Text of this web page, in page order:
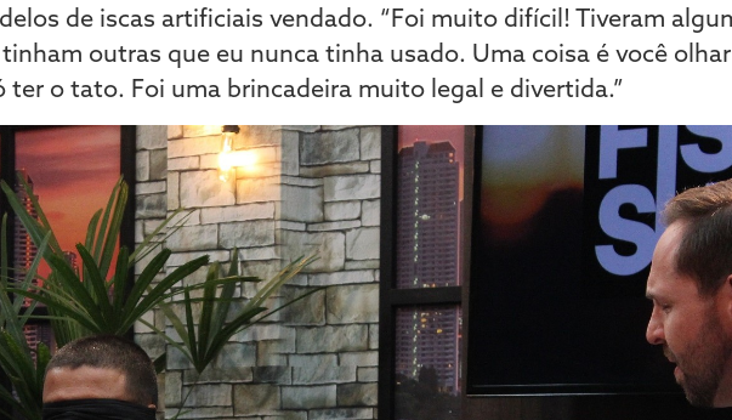
de iscas artificiais vendado. “Foi muito difícil! Tiveram
outras que eu nunca tinha usado. Uma coisa é você
ter o tato. Foi uma brincadeira muito legal e divertida.”